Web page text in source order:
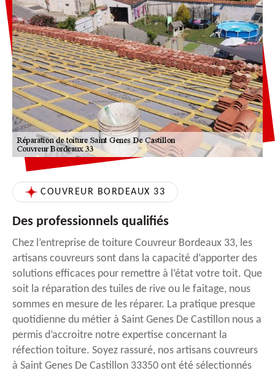
COUVREUR BORDEAUX 33
Des professionnels qualifiés
Chez l’entreprise de toiture Couvreur Bordeaux 33, les
artisans couvreurs sont dans la capacité d’apporter des
solutions efficaces pour remettre à l’état votre toit. Que
soit la réparation des tuiles de rive ou le faitage, nous
sommes en mesure de les réparer. La pratique presque
quotidienne du métier à Saint Genes De Castillon nous a
permis d’accroitre notre expertise concernant la
réfection toiture. Soyez rassuré, nos artisans couvreurs
à Saint Genes De Castillon 33350 ont été sélectionnés